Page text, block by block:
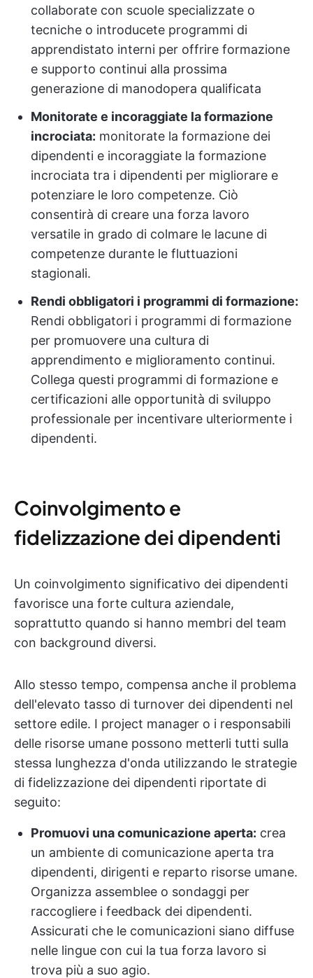
collaborate con scuole specializzate o
tecniche o introducete programmi di
apprendistato interni per offrire formazione
e supporto continui alla prossima
generazione di manodopera qualificata
Monitorate e incoraggiate la formazione
incrociata: monitorate la formazione dei
dipendenti e incoraggiate la formazione
incrociata tra i dipendenti per migliorare e
potenziare le loro competenze. Ciò
consentirà di creare una forza lavoro
versatile in grado di colmare le lacune di
competenze durante le fluttuazioni
stagionali.
Rendi obbligatori i programmi di formazione:
Rendi obbligatori i programmi di formazione
per promuovere una cultura di
apprendimento e miglioramento continui.
Collega questi programmi di formazione e
certificazioni alle opportunità di sviluppo
professionale per incentivare ulteriormente i
dipendenti.
Coinvolgimento e
fidelizzazione dei dipendenti
Un coinvolgimento significativo dei dipendenti
favorisce una forte cultura aziendale,
soprattutto quando si hanno membri del team
con background diversi.
Allo stesso tempo, compensa anche il problema
dell'elevato tasso di turnover dei dipendenti nel
settore edile. I project manager o i responsabili
delle risorse umane possono metterli tutti sulla
stessa lunghezza d'onda utilizzando le strategie
di fidelizzazione dei dipendenti riportate di
seguito:
Promuovi una comunicazione aperta: crea
un ambiente di comunicazione aperta tra
dipendenti, dirigenti e reparto risorse umane.
Organizza assemblee o sondaggi per
raccogliere i feedback dei dipendenti.
Assicurati che le comunicazioni siano diffuse
nelle lingue con cui la tua forza lavoro si
trova più a suo agio.